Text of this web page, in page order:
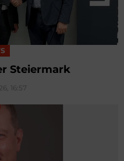
Steiermark
16:57